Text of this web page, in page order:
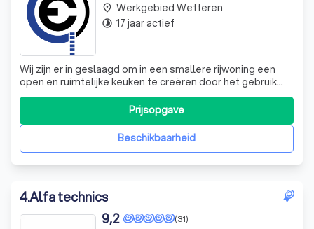
Wij zijn er in geslaagd om in een smallere rijwoning een
open en ruimtelijke keuken te creëren door het gebruik
van lichte materialen. Om extra ruimte te scheppen,
hebben we greeploze ingemaakte kasten voorzien onder
de trap. Materialen: • Ultramatte laminaat • Massief eiken
blad • Composiet • GelaBeschikbaarheid
Prijsopgave
place Werkgebied Wetteren
timelapse 17 jaar actief
4.Alfa technics
(31)
9,2